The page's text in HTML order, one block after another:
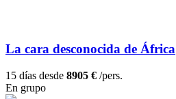
La cara desconocida de África
15 días desde 8905 € /pers.
En grupo